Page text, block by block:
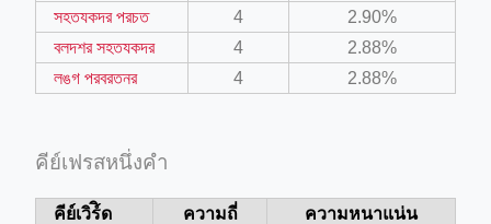
সহতযকদর পরচত
4
2.90%
বলদশর সহতযকদর
4
2.88%
লঙগ পরবরতনর
4 2.88%
คีย์เฟรสหนึ่งคำ
คีย์เวิร์ิด ความถี่
ความหนาแน่น